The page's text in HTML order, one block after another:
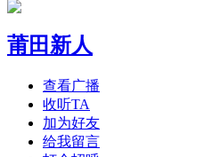
莆田新人
查看广播
收听TA
加为好友
给我留言